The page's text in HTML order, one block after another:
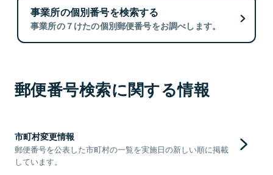
事業所の個別番号を検索する
事業所の７けたの個別郵便番号をお調べします。
郵便番号検索に関する情報
市町村変更情報
郵便番号を公表した市町村の一覧を実施日の新しい順に掲載
しています。